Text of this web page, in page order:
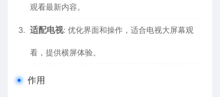
观看最新内容。
适配电视: 优化界面和操作，适合电视大屏幕观
看，提供横屏体验。
作用